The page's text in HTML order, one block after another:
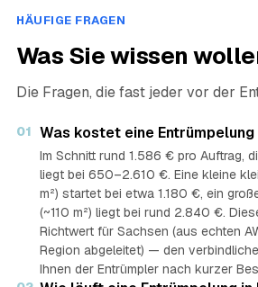
HÄUFIGE FRAGEN
Was Sie wissen
Die Fragen, die fast jeder vor der
01 Was kostet eine
Im Schnitt rund 1.586 € pro Auftrag,
liegt bei 650–2.610 €. Eine kleine
m²) startet bei etwa 1.180 €, ein
(~110 m²) liegt bei rund 2.840 €.
Richtwert für Sachsen (aus echten
Region abgeleitet) — den
Ihnen der Entrümpler nach kurzer